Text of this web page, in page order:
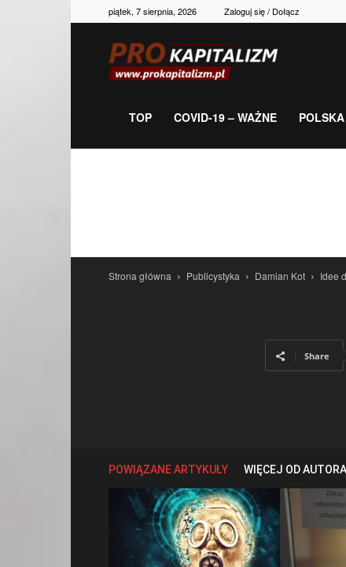
piątek, 7 sierpnia, 2026 Zaloguj się / Dołącz
gospodarka,
TOP COVID-19 – WAŻNE POLSKA
Strona główna Publicystyka Damian Kot Idee
Share
POWIĄZANE ARTYKUŁY WIĘCEJ OD AUTORA